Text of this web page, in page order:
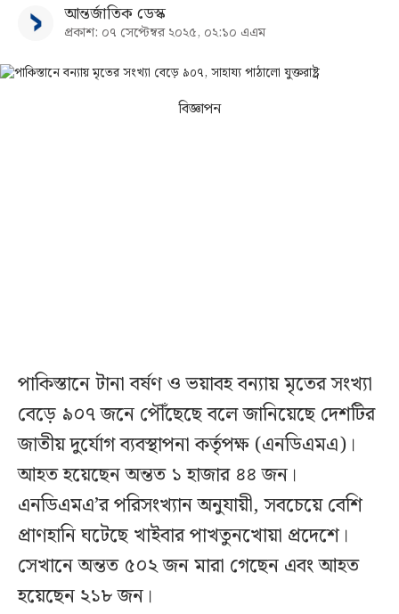
আর্কাইভ
আন্তর্জাতিক ডেস্ক
প্রকাশ: ০৭ সেপ্টেম্বর ২০২৫, ০২:১০ এএম
বিজ্ঞাপন
পাকিস্তানে টানা বর্ষণ ও ভয়াবহ বন্যায় মৃতের সংখ্যা
বেড়ে ৯০৭ জনে পৌঁছেছে বলে জানিয়েছে দেশটির
জাতীয় দুর্যোগ ব্যবস্থাপনা কর্তৃপক্ষ (এনডিএমএ)।
আহত হয়েছেন অন্তত ১ হাজার ৪৪ জন।
এনডিএমএ’র পরিসংখ্যান অনুযায়ী, সবচেয়ে বেশি
প্রাণহানি ঘটেছে খাইবার পাখতুনখোয়া প্রদেশে।
সেখানে অন্তত ৫০২ জন মারা গেছেন এবং আহত
হয়েছেন ২১৮ জন।